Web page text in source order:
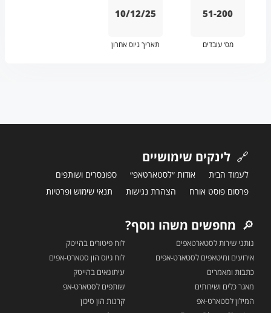
51-200
מס׳ עובדים
10/12/25
תאריך גיוס אחרון
🔗 לינקים שימושיים
לעמוד הבית אודות ״לסטארטאפ״
ספונסרים ושותפים
פרסום פוסט אורח
הצהרת נגישות תנאי שימוש ופרטיות
🔎 מחפשים משהו נוסף?
נותני שירות לסטארטאפים
אירועים ומיטאפים לסטארט-אפים
כתבות ומאמרים
מאגר כלים ושירותים
המילון לסטארט-אפ
לוח פיטורים בהייטק
לוח גיוס הון סטארט-אפים
עיתונאים בהייטק
שותפים לסטארט-אפ
קרנות הון סיכון